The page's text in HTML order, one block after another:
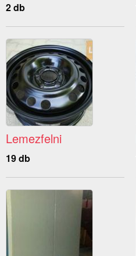
2 db
Lemezfelni
19 db